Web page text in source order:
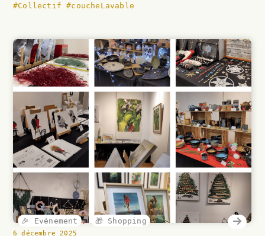
#Collectif
#coucheLavable
🎉 Evénement , 🎁 Shopping
6 décembre 2025